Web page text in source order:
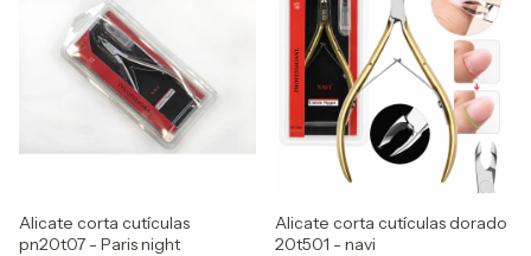
Alicate corta cutículas
pn20t07 - Paris night
Alicate corta cutículas dorado
20t501 - navi